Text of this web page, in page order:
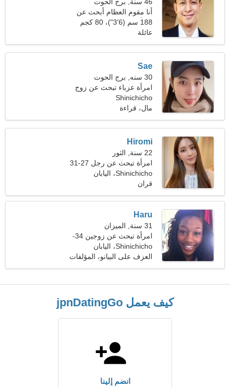
أنا مقوم العظام أبحث عن
امرأة مرحة
188 سم (6'3")، 80 كجم
(176 رطلا)
عائلة
Sae
30 سنه, برج الحوت
امرأة عزباء تبحث عن زوج
32-39
Shinichicho
مال، قراءة
Hiromi
22 سنة, الثور
امرأة تبحث عن رجل 27-31
Shinichicho، اليابان
قران
Haru
31 سنة, الميزان
امرأة تبحث عن زوجين 34-
39
Shinichicho، اليابان
العزف على البيانو، المؤلفات
كيف يعمل jpnDatingGo
انضم إلينا